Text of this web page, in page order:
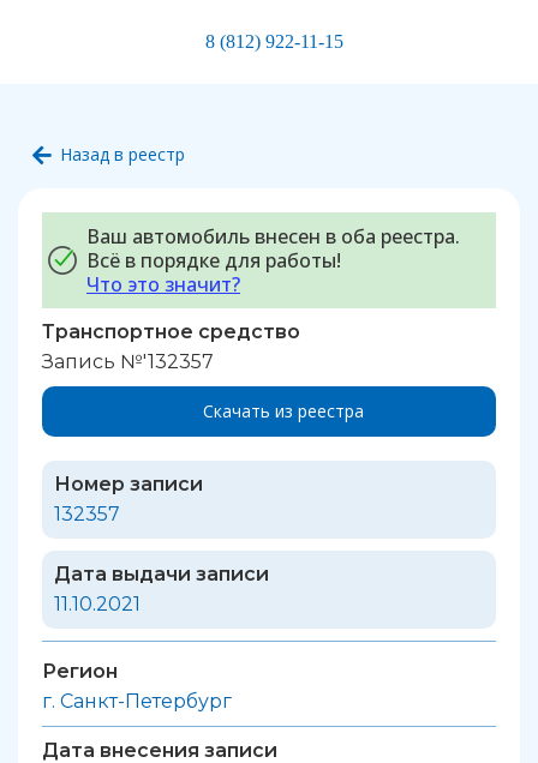
8 (812) 922-11-15
Назад в реестр
Ваш автомобиль внесен в оба реестра.
Всё в порядке для работы!
Что это значит?
Транспортное средство
Запись №'132357
Скачать из реестра
Номер записи
132357
Дата выдачи записи
11.10.2021
Регион
г. Санкт-Петербург
Дата внесения записи